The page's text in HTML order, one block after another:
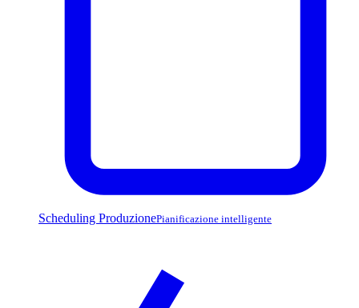
Scheduling ProduzionePianificazione intelligente